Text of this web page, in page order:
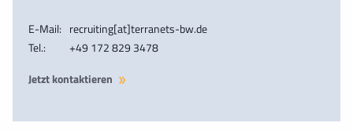
E-Mail: recruiting[at]terranets-bw.de
Tel.:
+49 172 829 3478
Jetzt kontaktieren